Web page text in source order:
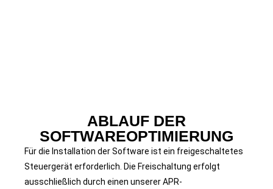
ABLAUF DER
SOFTWAREOPTIMIERUNG
Für die Installation der Software ist ein freigeschaltetes
Steuergerät erforderlich. Die Freischaltung erfolgt
ausschließlich durch einen unserer APR-